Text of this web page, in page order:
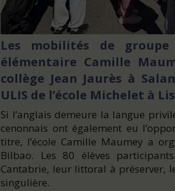
Les mobilités de
élémentaire Camille
collège Jean Jaurès à
ULIS de l’école Michelet à
Si l’anglais demeure la langue
cenonnais ont également eu
titre, l’école Camille Maumey a
Bilbao. Les 80 élèves
Cantabrie, leur littoral à préserver,
singulière.